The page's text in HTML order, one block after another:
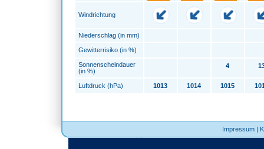
Windrichtung
Niederschlag (in mm)
Gewitterrisiko (in %)
Sonnenscheindauer
(in %)
4
Luftdruck (hPa) 1013 1014 1015
Impressum |